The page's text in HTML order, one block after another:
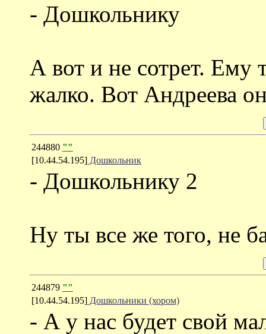
- Дошкольнику
А вот и не сотрет. Ему
жалко. Вот Андреева
244880 ""
[10.44.54.195] Дошкольник
- Дошкольнику 2
Ну ты все же того, не
244879 ""
[10.44.54.195] Дошкольники (хором)
- А у нас будет свой